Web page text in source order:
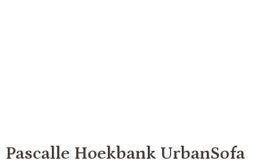
Pascalle Hoekbank UrbanSofa